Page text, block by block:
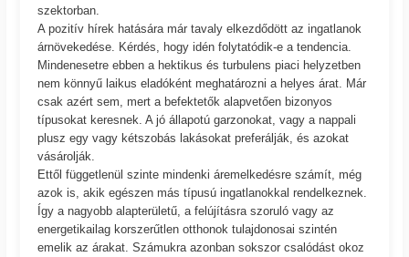
szektorban.
A pozitív hírek hatására már tavaly elkezdődött az ingatlanok
árnövekedése. Kérdés, hogy idén folytatódik-e a tendencia.
Mindenesetre ebben a hektikus és turbulens piaci helyzetben
nem könnyű laikus eladóként meghatározni a helyes árat. Már
csak azért sem, mert a befektetők alapvetően bizonyos
típusokat keresnek. A jó állapotú garzonokat, vagy a nappali
plusz egy vagy kétszobás lakásokat preferálják, és azokat
vásárolják.
Ettől függetlenül szinte mindenki áremelkedésre számít, még
azok is, akik egészen más típusú ingatlanokkal rendelkeznek.
Így a nagyobb alapterületű, a felújításra szoruló vagy az
energetikailag korszerűtlen otthonok tulajdonosai szintén
emelik az árakat. Számukra azonban sokszor csalódást okoz